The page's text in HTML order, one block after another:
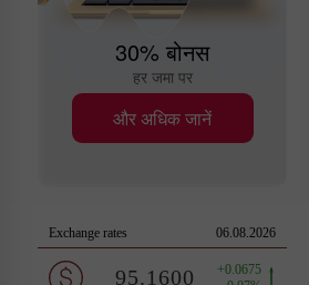
30% बोनस
हर जमा पर
और अधिक जानें